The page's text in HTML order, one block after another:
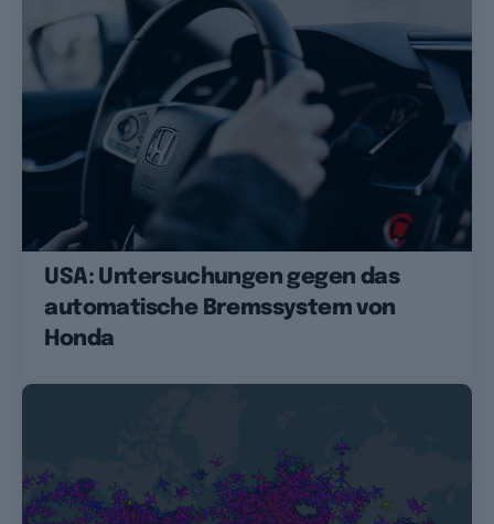
USA: Untersuchungen gegen das
automatische Bremssystem von
Honda